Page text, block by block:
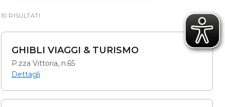
10 RISULTATI
GHIBLI VIAGGI & TURISMO
P.zza Vittoria, n.65
Dettagli